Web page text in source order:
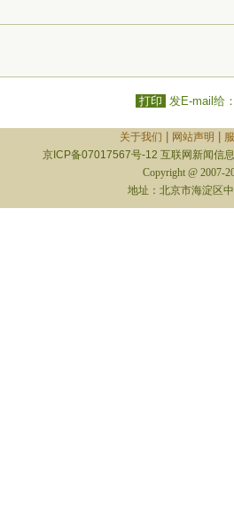
打印 发E-mail给
关于我们 网站声明
京ICP备07017567号-12 互联网新闻信
Copyright @ 2007-
地址：北京市海淀区